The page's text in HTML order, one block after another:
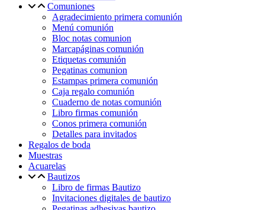
Comuniones
Agradecimiento primera comunión
Menú comunión
Bloc notas comunion
Marcapáginas comunión
Etiquetas comunión
Pegatinas comunion
Estampas primera comunión
Caja regalo comunión
Cuaderno de notas comunión
Libro firmas comunión
Conos primera comunión
Detalles para invitados
Regalos de boda
Muestras
Acuarelas
Bautizos
Libro de firmas Bautizo
Invitaciones digitales de bautizo